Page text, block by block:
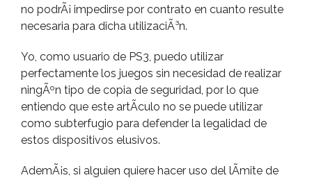
no podrÃ¡ impedirse por contrato en cuanto resulte
necesaria para dicha utilizaciÃ³n.
Yo, como usuario de PS3, puedo utilizar
perfectamente los juegos sin necesidad de realizar
ningÃºn tipo de copia de seguridad, por lo que
entiendo que este artÃ­culo no se puede utilizar
como subterfugio para defender la legalidad de
estos dispositivos elusivos.
AdemÃ¡s, si alguien quiere hacer uso del lÃ­mite de